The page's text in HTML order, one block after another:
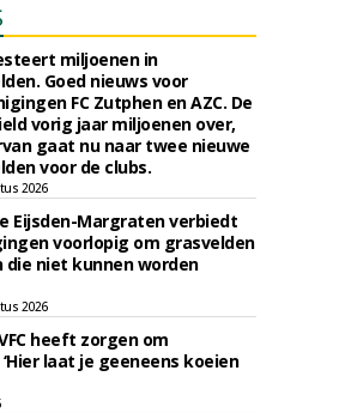
miljoenen in
Goed nieuws voor
FC Zutphen en AZC. De
vorig jaar miljoenen over,
gaat nu naar twee nieuwe
voor de clubs.
2026
Eijsden-Margraten verbiedt
voorlopig om grasvelden
niet kunnen worden
2026
heeft zorgen om
‘Hier laat je geeneens koeien